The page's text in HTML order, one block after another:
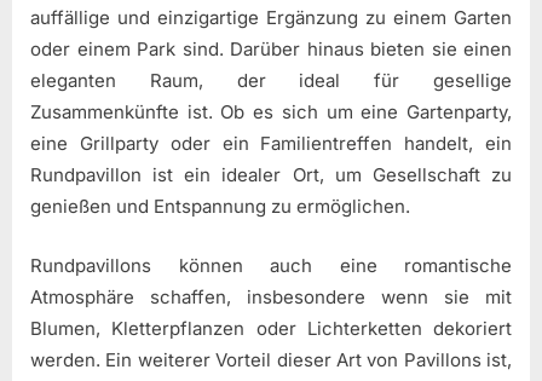
auffällige und einzigartige Ergänzung zu einem Garten
oder einem Park sind. Darüber hinaus bieten sie einen
eleganten Raum, der ideal für gesellige
Zusammenkünfte ist. Ob es sich um eine Gartenparty,
eine Grillparty oder ein Familientreffen handelt, ein
Rundpavillon ist ein idealer Ort, um Gesellschaft zu
genießen und Entspannung zu ermöglichen.
Rundpavillons können auch eine romantische
Atmosphäre schaffen, insbesondere wenn sie mit
Blumen, Kletterpflanzen oder Lichterketten dekoriert
werden. Ein weiterer Vorteil dieser Art von Pavillons ist,